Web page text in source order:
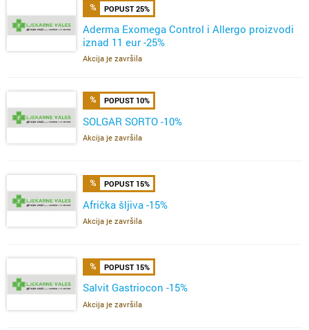
POPUST 25%
Aderma Exomega Control i Allergo proizvodi
iznad 11 eur -25%
Akcija je završila
POPUST 10%
SOLGAR SORTO -10%
Akcija je završila
POPUST 15%
Afrička šljiva -15%
Akcija je završila
POPUST 15%
Salvit Gastriocon -15%
Akcija je završila